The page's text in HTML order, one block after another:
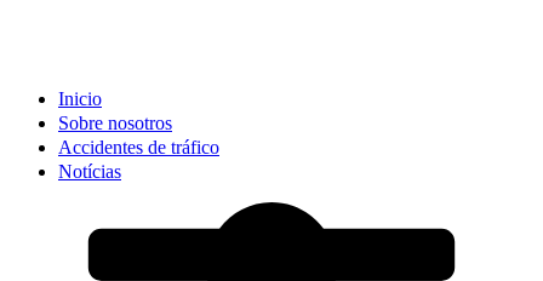
Inicio
Sobre nosotros
Accidentes de tráfico
Notícias